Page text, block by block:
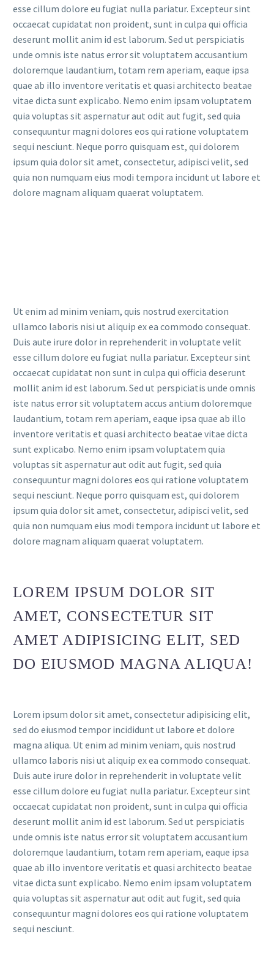
esse cillum dolore eu fugiat nulla pariatur. Excepteur sint
occaecat cupidatat non proident, sunt in culpa qui officia
deserunt mollit anim id est laborum. Sed ut perspiciatis
unde omnis iste natus error sit voluptatem accusantium
doloremque laudantium, totam rem aperiam, eaque ipsa
quae ab illo inventore veritatis et quasi architecto beatae
vitae dicta sunt explicabo. Nemo enim ipsam voluptatem
quia voluptas sit aspernatur aut odit aut fugit, sed quia
consequuntur magni dolores eos qui ratione voluptatem
sequi nesciunt. Neque porro quisquam est, qui dolorem
ipsum quia dolor sit amet, consectetur, adipisci velit, sed
quia non numquam eius modi tempora incidunt ut labore et
dolore magnam aliquam quaerat voluptatem.
Ut enim ad minim veniam, quis nostrud exercitation
ullamco laboris nisi ut aliquip ex ea commodo consequat.
Duis aute irure dolor in reprehenderit in voluptate velit
esse cillum dolore eu fugiat nulla pariatur. Excepteur sint
occaecat cupidatat non sunt in culpa qui officia deserunt
mollit anim id est laborum. Sed ut perspiciatis unde omnis
iste natus error sit voluptatem accus antium doloremque
laudantium, totam rem aperiam, eaque ipsa quae ab illo
inventore veritatis et quasi architecto beatae vitae dicta
sunt explicabo. Nemo enim ipsam voluptatem quia
voluptas sit aspernatur aut odit aut fugit, sed quia
consequuntur magni dolores eos qui ratione voluptatem
sequi nesciunt. Neque porro quisquam est, qui dolorem
ipsum quia dolor sit amet, consectetur, adipisci velit, sed
quia non numquam eius modi tempora incidunt ut labore et
dolore magnam aliquam quaerat voluptatem.
LOREM IPSUM DOLOR SIT
AMET, CONSECTETUR SIT
AMET ADIPISICING ELIT, SED
DO EIUSMOD MAGNA ALIQUA!
Lorem ipsum dolor sit amet, consectetur adipisicing elit,
sed do eiusmod tempor incididunt ut labore et dolore
magna aliqua. Ut enim ad minim veniam, quis nostrud
ullamco laboris nisi ut aliquip ex ea commodo consequat.
Duis aute irure dolor in reprehenderit in voluptate velit
esse cillum dolore eu fugiat nulla pariatur. Excepteur sint
occaecat cupidatat non proident, sunt in culpa qui officia
deserunt mollit anim id est laborum. Sed ut perspiciatis
unde omnis iste natus error sit voluptatem accusantium
doloremque laudantium, totam rem aperiam, eaque ipsa
quae ab illo inventore veritatis et quasi architecto beatae
vitae dicta sunt explicabo. Nemo enim ipsam voluptatem
quia voluptas sit aspernatur aut odit aut fugit, sed quia
consequuntur magni dolores eos qui ratione voluptatem
sequi nesciunt.